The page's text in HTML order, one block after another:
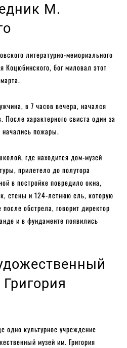
М.
литературно-мемориального
Коцюбинского, бог миловал этот
в 7 часов вечера, начался
После характерного свиста один за
начались пожары.
где находится дом-музей
прилетело до полутора
в постройке повредило окна,
стены и 124-летнюю ель, которую
обстрела, говорит директор
и в фундаменте появились
одно культурное учреждение
музей им. Григория